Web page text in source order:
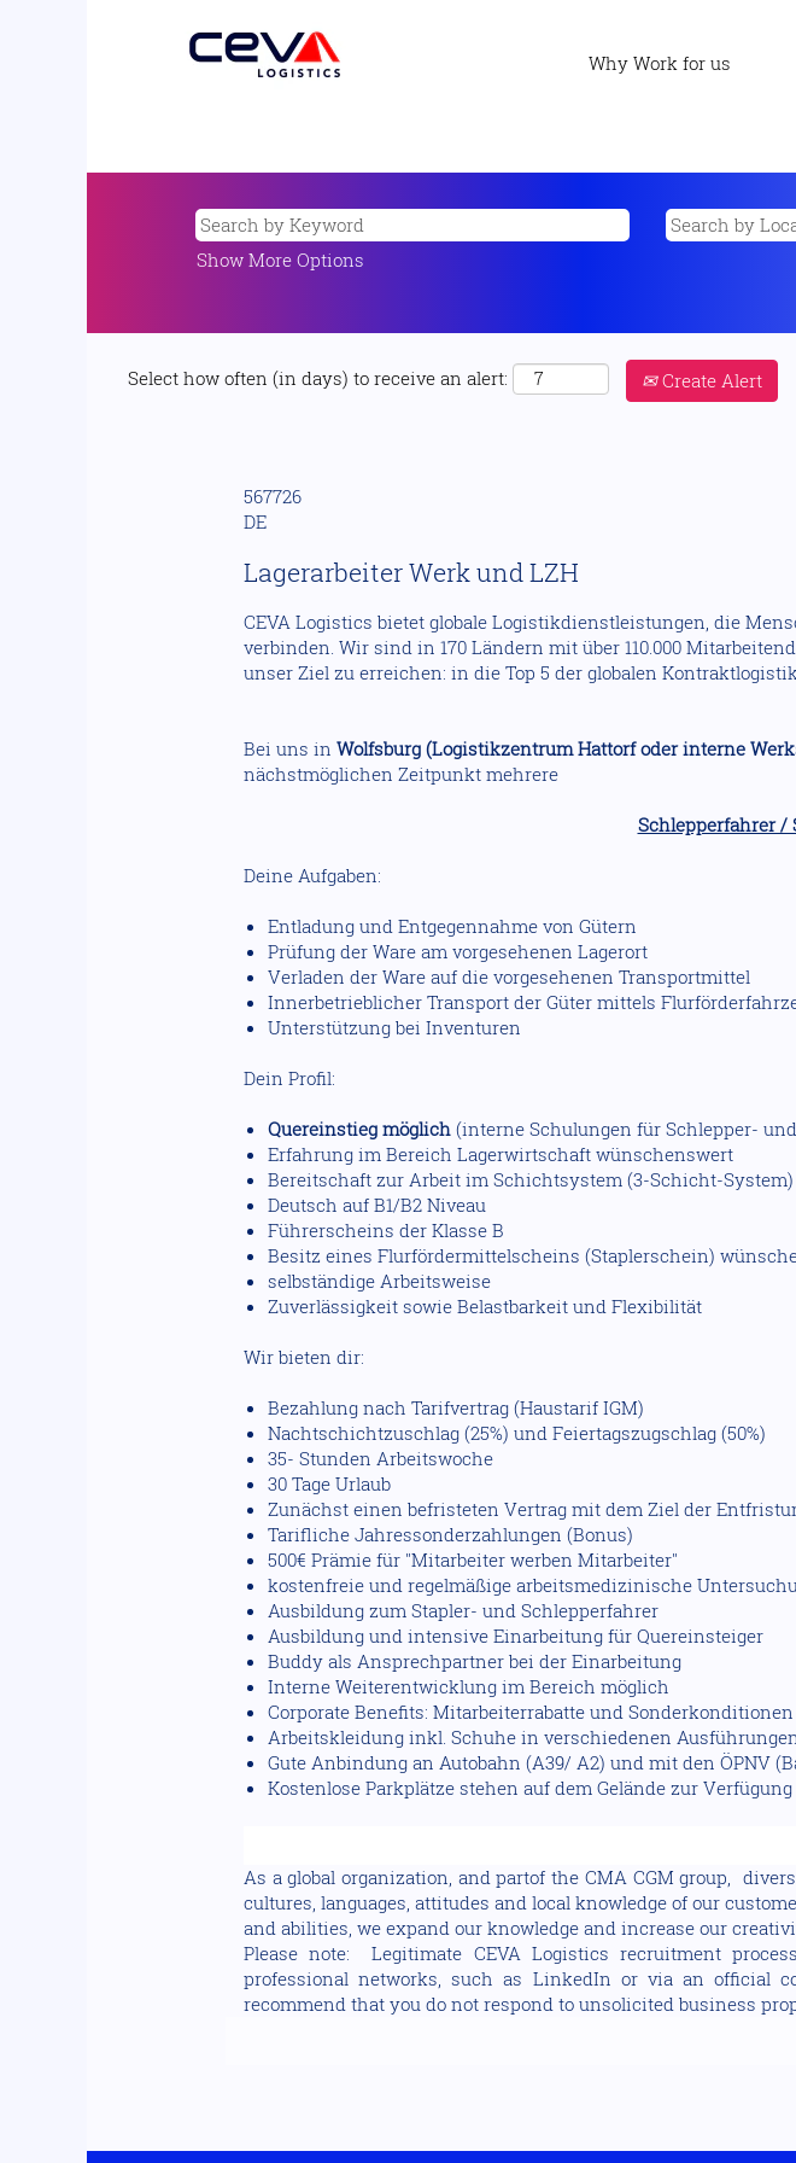
Why Work for us
Show More Options
Select how often (in days) to receive an alert: Create Alert
567726
DE
Lagerarbeiter Werk und LZH
CEVA Logistics bietet globale Logistikdienstleistungen, die
verbinden. Wir sind in 170 Ländern mit über 110.000
unser Ziel zu erreichen: in die Top 5 der globalen
Bei uns in Wolfsburg (Logistikzentrum Hattorf oder interne
nächstmöglichen Zeitpunkt mehrere
Schlepperfahrer /
Deine Aufgaben:
Entladung und Entgegennahme von Gütern
Prüfung der Ware am vorgesehenen Lagerort
Verladen der Ware auf die vorgesehenen Transportmittel
Innerbetrieblicher Transport der Güter mittels
Unterstützung bei Inventuren
Dein Profil:
Quereinstieg möglich (interne Schulungen für Schlepper-
Erfahrung im Bereich Lagerwirtschaft wünschenswert
Bereitschaft zur Arbeit im Schichtsystem (3-Schicht-System)
Deutsch auf B1/B2 Niveau
Führerscheins der Klasse B
Besitz eines Flurfördermittelscheins (Staplerschein)
selbständige Arbeitsweise
Zuverlässigkeit sowie Belastbarkeit und Flexibilität
Wir bieten dir:
Bezahlung nach Tarifvertrag (Haustarif IGM)
Nachtschichtzuschlag (25%) und Feiertagszugschlag (50%)
35- Stunden Arbeitswoche
30 Tage Urlaub
Zunächst einen befristeten Vertrag mit dem Ziel der
Tarifliche Jahressonderzahlungen (Bonus)
500€ Prämie für "Mitarbeiter werben Mitarbeiter"
kostenfreie und regelmäßige arbeitsmedizinische
Ausbildung zum Stapler- und Schlepperfahrer
Ausbildung und intensive Einarbeitung für Quereinsteiger
Buddy als Ansprechpartner bei der Einarbeitung
Interne Weiterentwicklung im Bereich möglich
Corporate Benefits: Mitarbeiterrabatte und Sonderkonditionen
Arbeitskleidung inkl. Schuhe in verschiedenen
Gute Anbindung an Autobahn (A39/ A2) und mit den ÖPNV
Kostenlose Parkplätze stehen auf dem Gelände zur Verfügung
As a global organization, and partof the CMA CGM group,
cultures, languages, attitudes and local knowledge of our
and abilities, we expand our knowledge and increase our
Please note: Legitimate CEVA Logistics recruitment
professional networks, such as LinkedIn or via an official
recommend that you do not respond to unsolicited business